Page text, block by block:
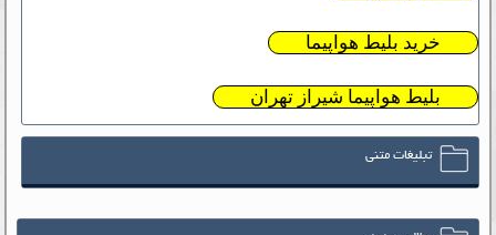
خرید بلیط هواپیما
بلیط هواپیما شیراز تهران
تبلیغات متنی